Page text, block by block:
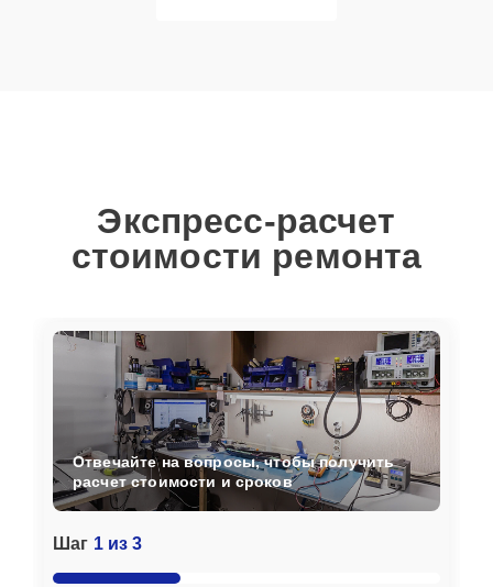
Экспресс-расчет
стоимости ремонта
Шаг 1 из 3
Отвечайте на вопросы, чтобы получить
расчет стоимости и сроков